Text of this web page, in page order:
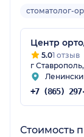
стоматолог-
Центр
5.01 отзыв
г
Стоимость